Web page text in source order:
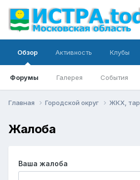
Обзор
Форумы Галерея События
Активность Клубы
Главная Городской округ ЖКХ,
Жалоба
Ваша жалоба